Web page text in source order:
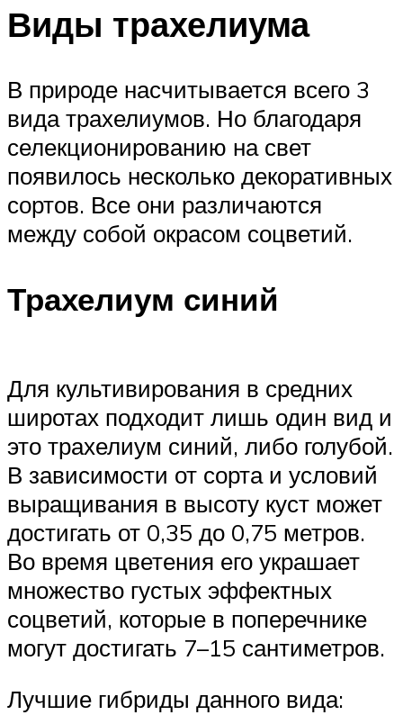
Виды трахелиума
В природе насчитывается всего 3
вида трахелиумов. Но благодаря
селекционированию на свет
появилось несколько декоративных
сортов. Все они различаются
между собой окрасом соцветий.
Трахелиум синий
Для культивирования в средних
широтах подходит лишь один вид и
это трахелиум синий, либо голубой.
В зависимости от сорта и условий
выращивания в высоту куст может
достигать от 0,35 до 0,75 метров.
Во время цветения его украшает
множество густых эффектных
соцветий, которые в поперечнике
могут достигать 7–15 сантиметров.
Лучшие гибриды данного вида: